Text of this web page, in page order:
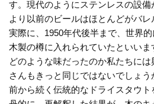
す。現代のようにステンレスの設
より以前のビールはほとんどがバレ
実際に、1950年代後半まで、世界
木製の樽に入れられていたといい
どのような味だったのか私たちに
さんもきっと同じではないでしょ
前から続く伝統的なドライスタウ